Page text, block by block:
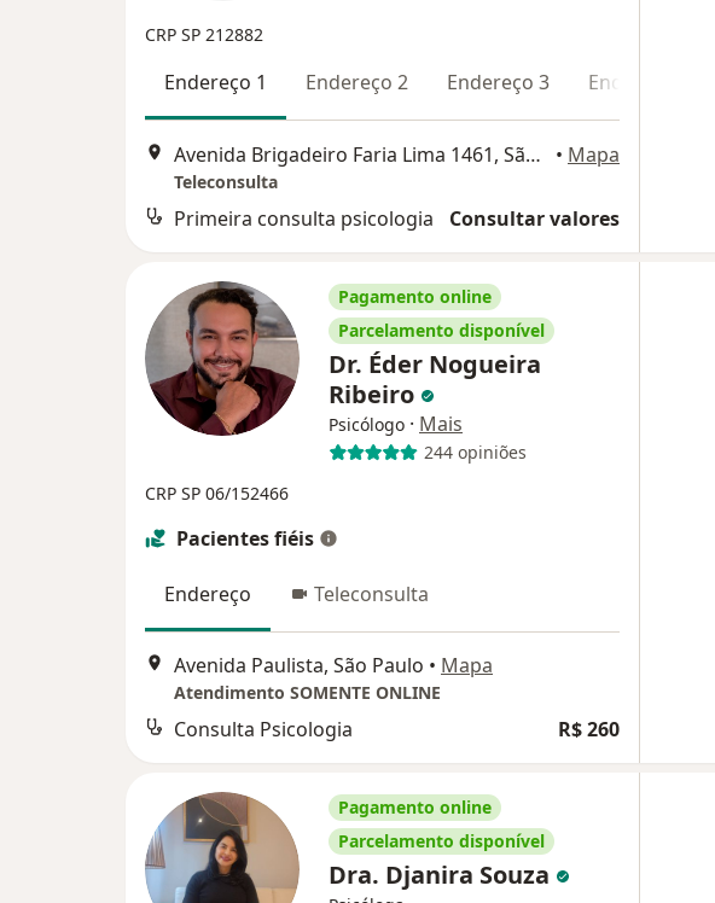
CRP SP 212882
Endereço 1 Endereço 2 Endereço 3 Endereço 4
Avenida Brigadeiro Faria Lima 1461, São Paulo • Mapa
Teleconsulta
Primeira consulta psicologia Consultar valores
Pagamento online
Parcelamento disponível
Dr. Éder Nogueira
Ribeiro
Psicólogo · Mais
244 opiniões
CRP SP 06/152466
Pacientes fiéis
Endereço Teleconsulta
Avenida Paulista, São Paulo • Mapa
Atendimento SOMENTE ONLINE
Consulta Psicologia R$ 260
Pagamento online
Parcelamento disponível
Dra. Djanira Souza